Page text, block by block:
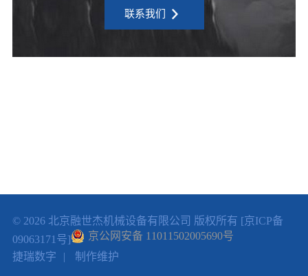
联系我们 
© 2026 北京融世杰机械设备有限公司 版权所有 [京ICP备
09063171号]
京公网安备 11011502005690号
捷瑞数字
| 制作维护